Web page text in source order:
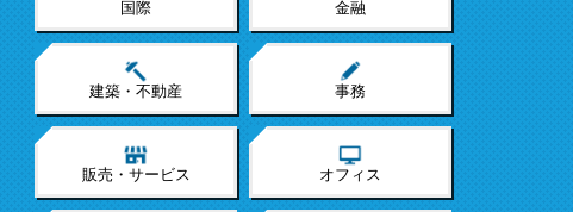
国際 金融
建築・不動産 事務
販売・サービス オフィス